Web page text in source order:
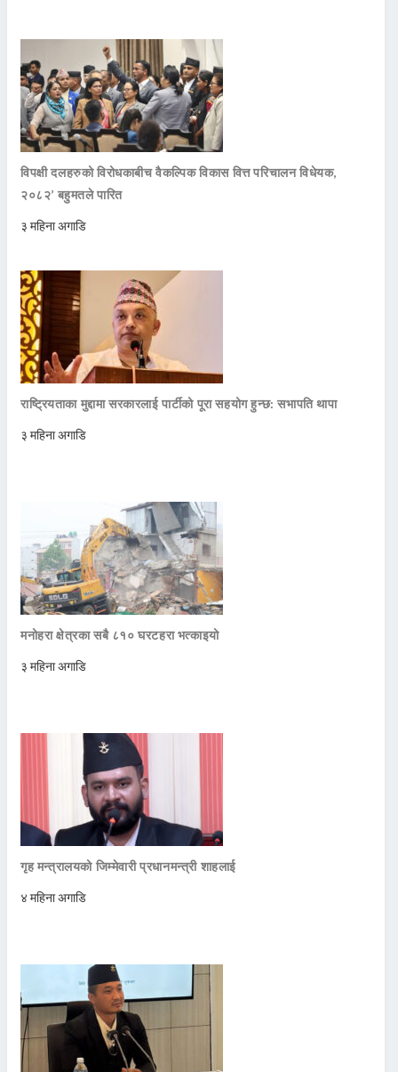
विपक्षी दलहरुको विरोधकाबीच वैकल्पिक विकास वित्त परिचालन विधेयक,
२०८२’ बहुमतले पारित
३ महिना अगाडि
राष्ट्रियताका मुद्दामा सरकारलाई पार्टीको पूरा सहयोग हुन्छ: सभापति थापा
३ महिना अगाडि
मनोहरा क्षेत्रका सबै ८१० घरटहरा भत्काइयो
३ महिना अगाडि
गृह मन्त्रालयको जिम्मेवारी प्रधानमन्त्री शाहलाई
४ महिना अगाडि